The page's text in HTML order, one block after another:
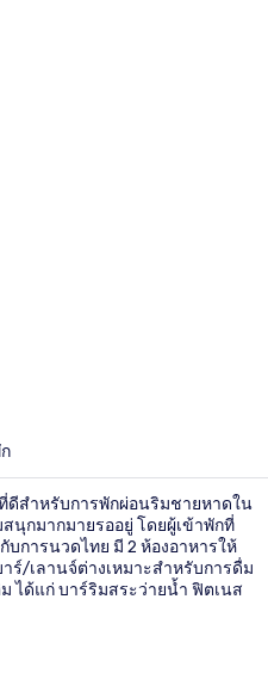
ดีสำหรับการพักผ่อนริมชายหาดใน
นุกมากมายรออยู่ โดยผู้เข้าพักที่
การนวดไทย มี 2 ห้องอาหารให้
ร์/เลานจ์ต่างเหมาะสำหรับการดื่ม
ได้แก่ บาร์ริมสระว่ายน้ำ ฟิตเนส